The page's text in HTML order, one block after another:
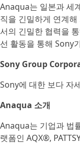
Anaqua는 일본과 세
직을 긴밀하게 연계
서의 긴밀한 협력을
선 활동을 통해 Sony
Sony Group
Sony에 대한 보다 자
Anaqua 소개
Anaqua는 기업과 법
랫폼인 AQX®,